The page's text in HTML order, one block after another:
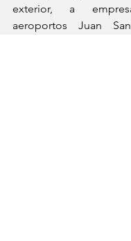
exterior, a
aeroportos Juan